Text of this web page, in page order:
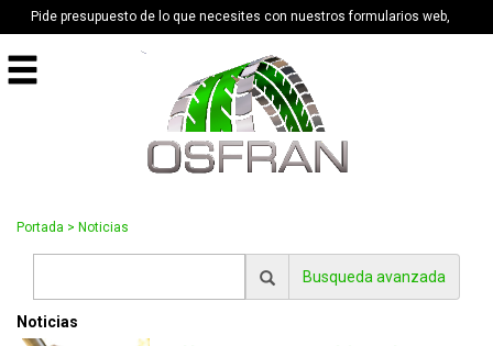
Pide presupuesto de lo que necesites con nuestros formularios web,
Portada > Noticias
Busqueda avanzada
Noticias